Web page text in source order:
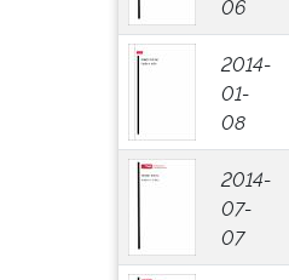
06
2014-
01-
08
2014-
07-
07